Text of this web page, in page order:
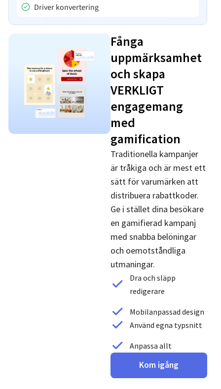
Driver konvertering
Fånga
uppmärksamhet
och skapa
VERKLIGT
engagemang
med
gamification
Traditionella kampanjer
är tråkiga och är mest ett
sätt för varumärken att
distribuera rabattkoder.
Ge i stället dina besökare
en gamifierad kampanj
med snabba belöningar
och oemotståndliga
utmaningar.
Dra och släpp
redigerare
Mobilanpassad design
Använd egna typsnitt
Anpassa allt
Kom igång